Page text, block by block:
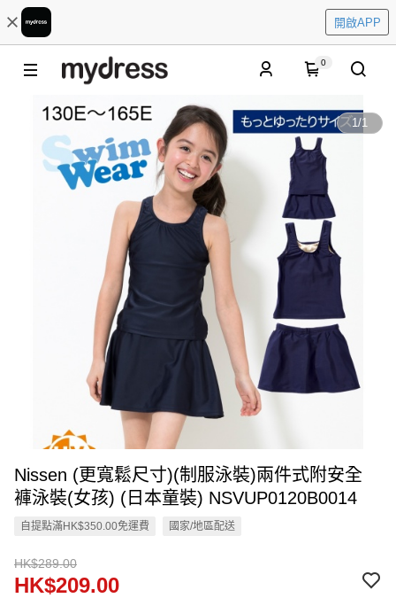
開啟APP
0
1/1
Nissen (更寬鬆尺寸)(制服泳裝)兩件式附安全
褲泳裝(女孩) (日本童裝) NSVUP0120B0014
自提點滿HK$350.00免運費 國家/地區配送
HK$289.00
HK$209.00